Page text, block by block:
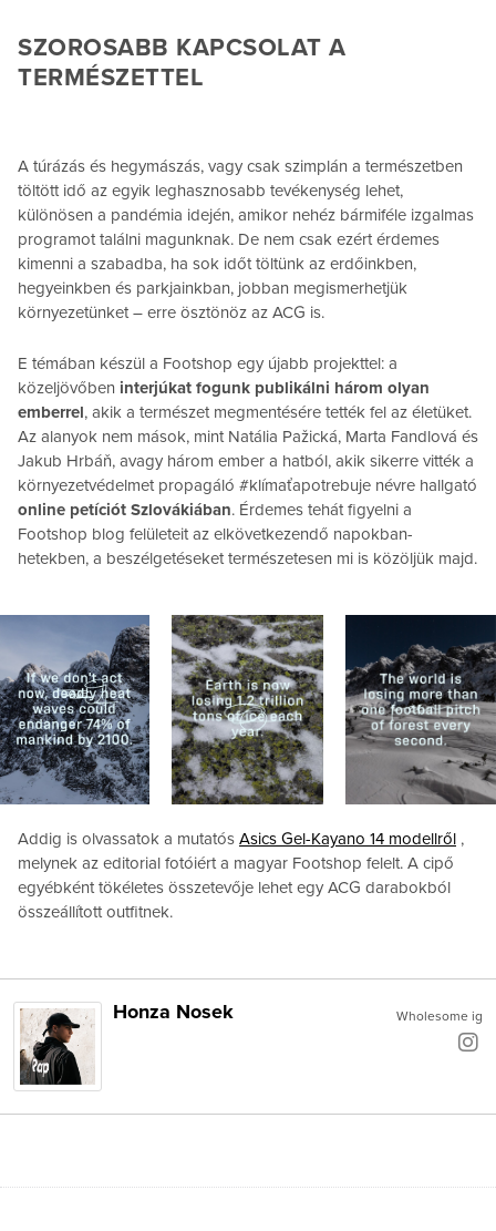
SZOROSABB KAPCSOLAT A
TERMÉSZETTEL
A túrázás és hegymászás, vagy csak szimplán a természetben
töltött idő az egyik leghasznosabb tevékenység lehet,
különösen a pandémia idején, amikor nehéz bármiféle izgalmas
programot találni magunknak. De nem csak ezért érdemes
kimenni a szabadba, ha sok időt töltünk az erdőinkben,
hegyeinkben és parkjainkban, jobban megismerhetjük
környezetünket – erre ösztönöz az ACG is.
E témában készül a Footshop egy újabb projekttel: a
közeljövőben interjúkat fogunk publikálni három olyan
emberrel, akik a természet megmentésére tették fel az életüket.
Az alanyok nem mások, mint Natália Pažická, Marta Fandlová és
Jakub Hrbáň, avagy három ember a hatból, akik sikerre vitték a
környezetvédelmet propagáló #klímaťapotrebuje névre hallgató
online petíciót Szlovákiában. Érdemes tehát figyelni a
Footshop blog felületeit az elkövetkezendő napokban-
hetekben, a beszélgetéseket természetesen mi is közöljük majd.
Addig is olvassatok a mutatós Asics Gel-Kayano 14 modellről ,
melynek az editorial fotóiért a magyar Footshop felelt. A cipő
egyébként tökéletes összetevője lehet egy ACG darabokból
összeállított outfitnek.
Wholesome ig
Honza Nosek